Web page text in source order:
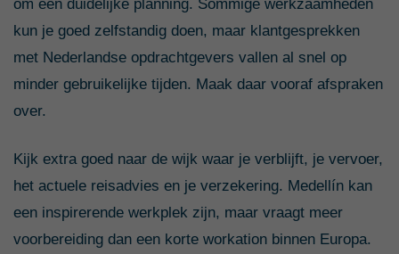
om een duidelijke planning. Sommige werkzaamheden
kun je goed zelfstandig doen, maar klantgesprekken
met Nederlandse opdrachtgevers vallen al snel op
minder gebruikelijke tijden. Maak daar vooraf afspraken
over.
Kijk extra goed naar de wijk waar je verblijft, je vervoer,
het actuele reisadvies en je verzekering. Medellín kan
een inspirerende werkplek zijn, maar vraagt meer
voorbereiding dan een korte workation binnen Europa.